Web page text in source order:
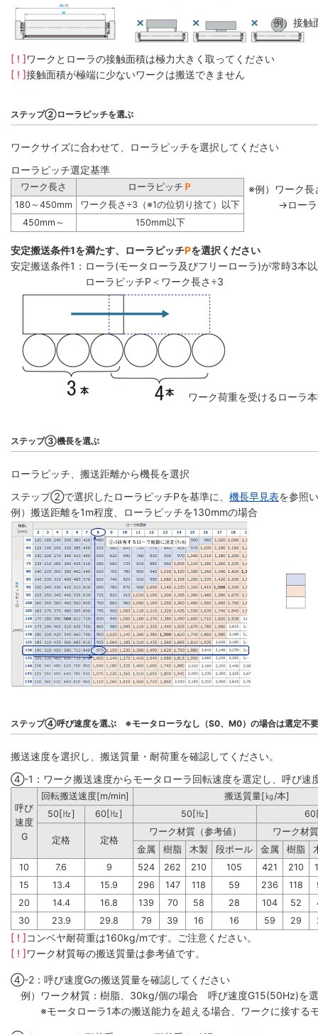
例）接触
[ ! ]ワークとローラの接触面積は極力大きく取ってください
[ ! ]接触面積が極端に少ないワークは搬送できません
ステップ②ローラピッチを選ぶ
ワークサイズに合わせて、ローラピッチを選択してください
ローラピッチ選定基準
ワーク長さ ローラピッチ Ｐ
180～450mm
ワーク長さ÷3（※1の位切り捨て）以下
450mm～
150mm以下
※例）ワーク
→ローラ
安定搬送条件1を満たす、ローラピッチPを選択ください
安定搬送条件1：ローラ(モータローラ及びフリーローラ)が常時3本
ローラピッチP＜ワーク長さ÷3
ワーク荷重を受けるローラ
ステップ③機長を選ぶ
ローラピッチ、搬送距離から機長を選択
ステップ②で選択したローラピッチPを基準に、 機長早見表を参照
例）搬送距離を1m程度、ローラピッチを130mmの場合
ステップ④呼び速度を選ぶ ※モータローラなし（S0、M0）の場合は選定不
搬送速度を選択し、搬送質量・耐荷重を確認してください。
④-1：ワーク搬送速度からモータローラ回転速度を選定し、呼び速
呼び
速度
G
回転搬送速度[m/min]
搬送質量[㎏/本]
50[㎐]
60[㎐] 50[㎐]
定格 定格
ワーク材質（参考値）
ワーク材
金属
樹脂 木製 段ボール 金属 樹脂
10
7.6 9 524 262 210 105 421 210
15
13.4 15.9 296 147 118 59 236 118
20
14.4 16.8 139 70 58 28 104 52
30
23.9 29.8 79 39 16 16 59 29
[ ! ]コンベヤ耐荷重は160kg/mです。ご注意ください。
[ ! ]ワーク材質毎の搬送質量は参考値です。
④-2：呼び速度Gの搬送質量を確認してください
例）ワーク材質：樹脂、30kg/個の場合 呼び速度G15(50Hz)を
※モータローラ1本の搬送能力を超える場合、ワークに接するモ